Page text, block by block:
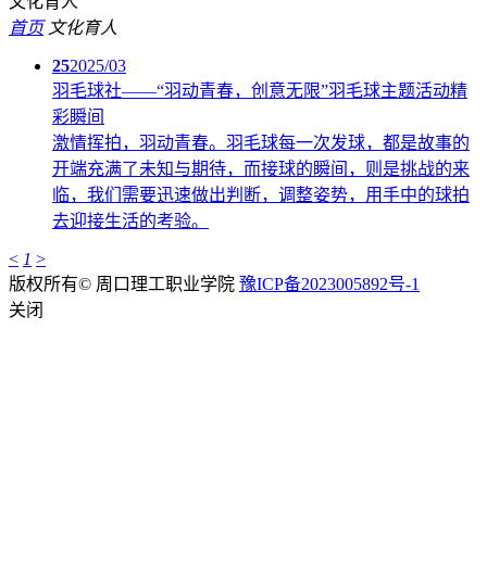
首页 文化育人
252025/03
羽毛球社——“羽动青春，创意无限”羽毛球主题活动精
彩瞬间
激情挥拍，羽动青春。羽毛球每一次发球，都是故事的
开端充满了未知与期待，而接球的瞬间，则是挑战的来
临，我们需要迅速做出判断，调整姿势，用手中的球拍
去迎接生活的考验。
< 1 >
版权所有© 周口理工职业学院 豫ICP备2023005892号-1
关闭